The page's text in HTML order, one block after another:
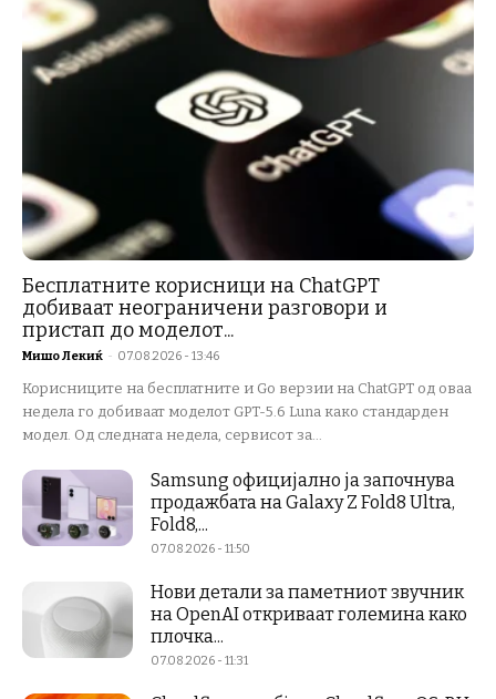
Бесплатните корисници на ChatGPT
добиваат неограничени разговори и
пристап до моделот...
Мишо Лекиќ - 07.08.2026 - 13:46
Корисниците на бесплатните и Go верзии на ChatGPT од оваа
недела го добиваат моделот GPT-5.6 Luna како стандарден
модел. Од следната недела, сервисот за...
Samsung официјално ја започнува
продажбата на Galaxy Z Fold8 Ultra,
Fold8,...
07.08.2026 - 11:50
Нови детали за паметниот звучник
на OpenAI откриваат големина како
плочка...
07.08.2026 - 11:31